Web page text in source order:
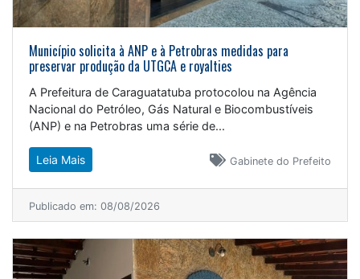
Município solicita à ANP e à Petrobras medidas para
preservar produção da UTGCA e royalties
A Prefeitura de Caraguatatuba protocolou na Agência
Nacional do Petróleo, Gás Natural e Biocombustíveis
(ANP) e na Petrobras uma série de...
Gabinete do Prefeito
Leia Mais
Publicado em: 08/08/2026